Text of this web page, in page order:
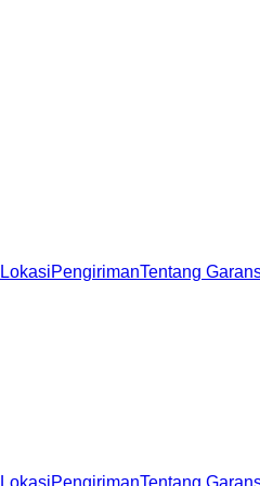
LokasiPengirimanTentang
LokasiPengirimanTentang